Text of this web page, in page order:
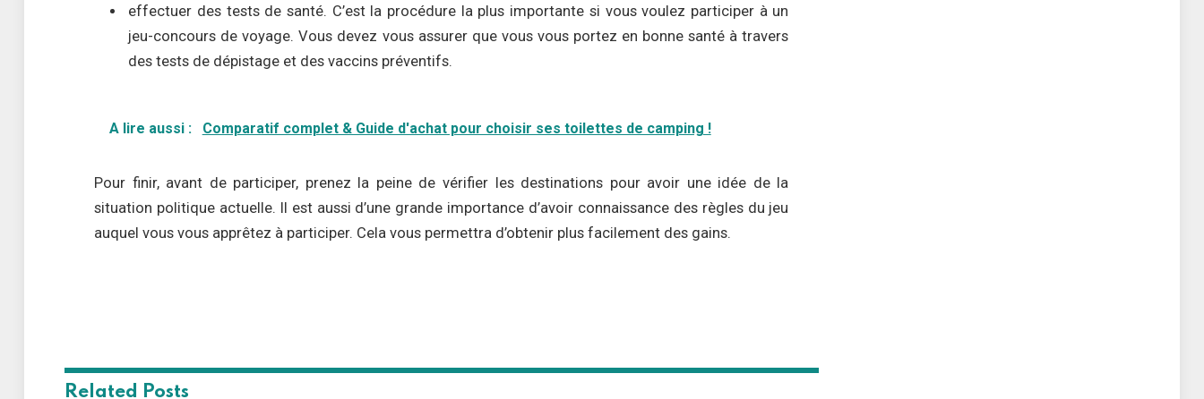
effectuer des tests de santé. C’est la procédure la plus importante si vous voulez participer à un
jeu-concours de voyage. Vous devez vous assurer que vous vous portez en bonne santé à travers
des tests de dépistage et des vaccins préventifs.
A lire aussi : Comparatif complet & Guide d'achat pour choisir ses toilettes de camping !
Pour finir, avant de participer, prenez la peine de vérifier les destinations pour avoir une idée de la
situation politique actuelle. Il est aussi d’une grande importance d’avoir connaissance des règles du jeu
auquel vous vous apprêtez à participer. Cela vous permettra d’obtenir plus facilement des gains.
Related Posts